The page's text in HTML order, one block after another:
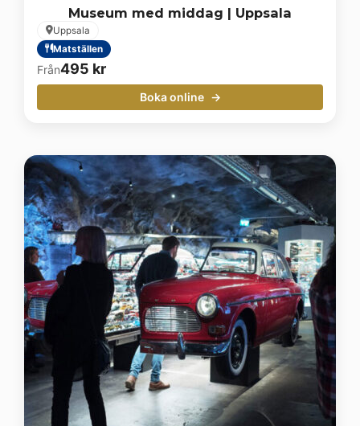
Museum med middag | Uppsala
Uppsala
Matställen
Från495 kr
Boka online